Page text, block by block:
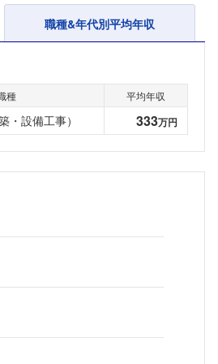
ーしました
職種&年代別平均年収
種 平均年収
・設備工事） 333万円